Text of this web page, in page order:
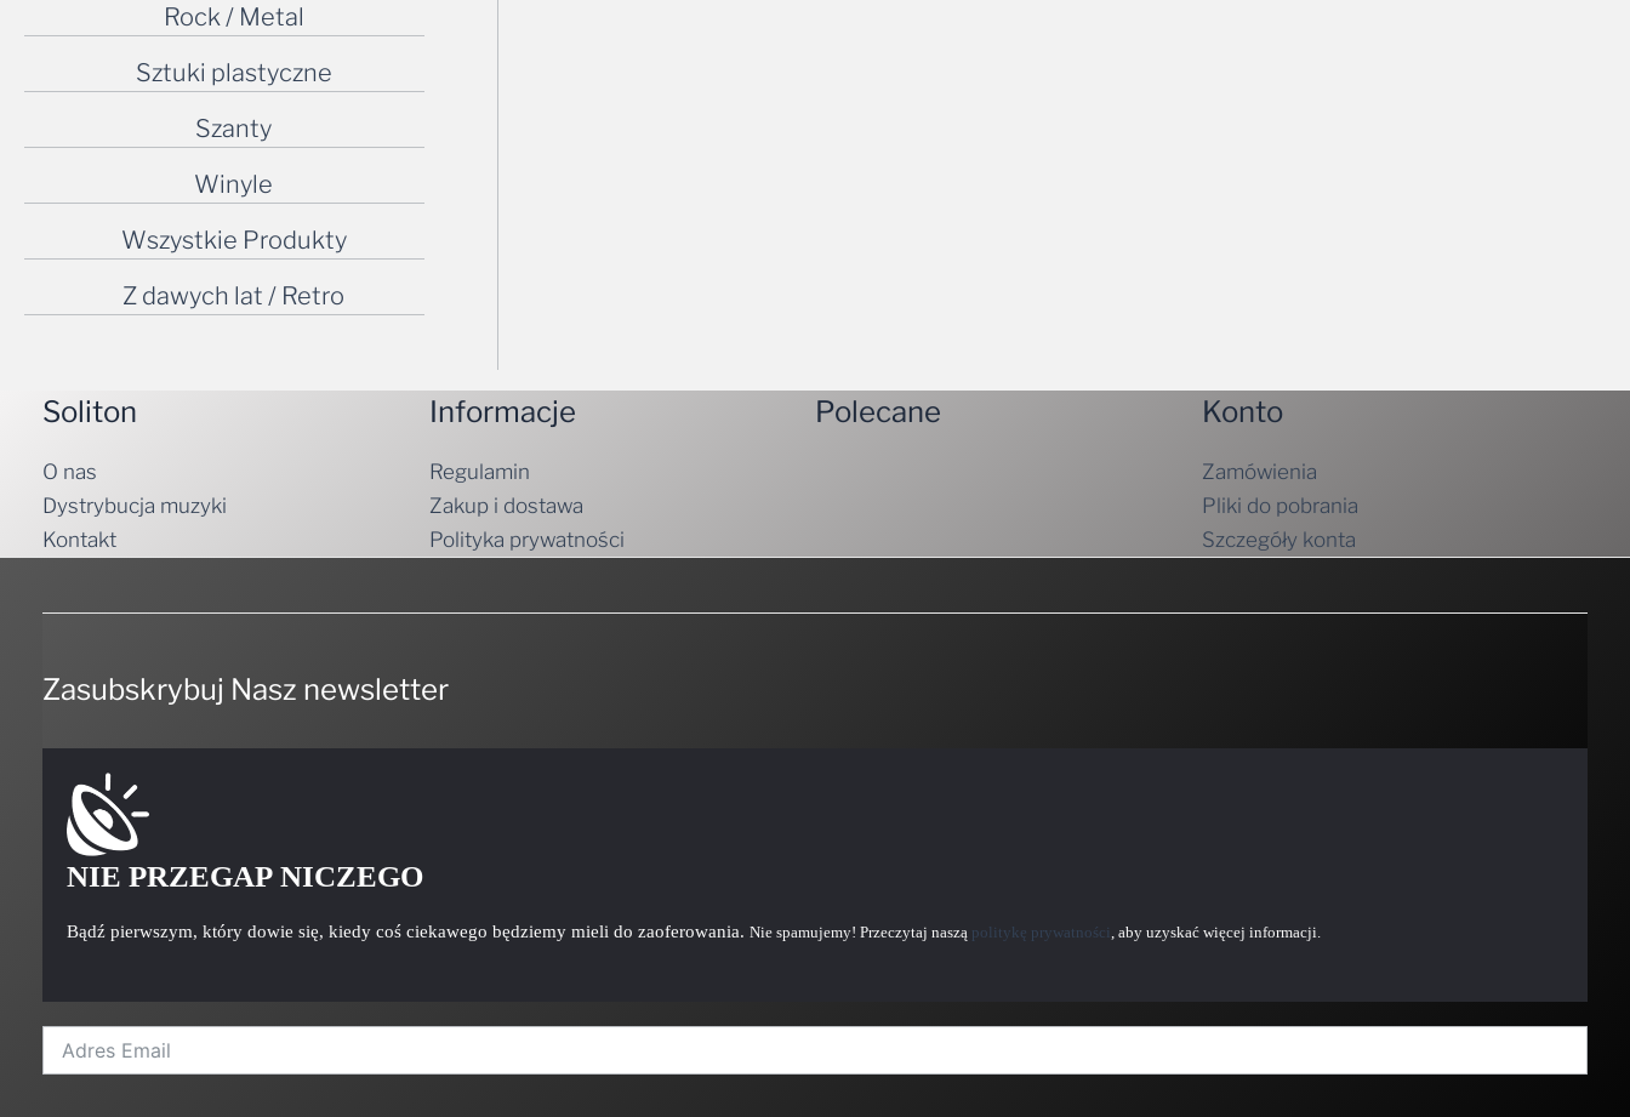
Rock / Metal
Sztuki plastyczne
Szanty
Winyle
Wszystkie Produkty
Z dawych lat / Retro
Soliton
O nas
Dystrybucja muzyki
Kontakt
Informacje
Regulamin
Zakup i dostawa
Polityka prywatności
Polecane Konto
Zamówienia
Pliki do pobrania
Szczegóły konta
Zasubskrybuj Nasz newsletter
NIE PRZEGAP NICZEGO
Bądź pierwszym, który dowie się, kiedy coś ciekawego będziemy mieli do zaoferowania. Nie spamujemy! Przeczytaj naszą politykę prywatności, aby uzyskać więcej informacji.